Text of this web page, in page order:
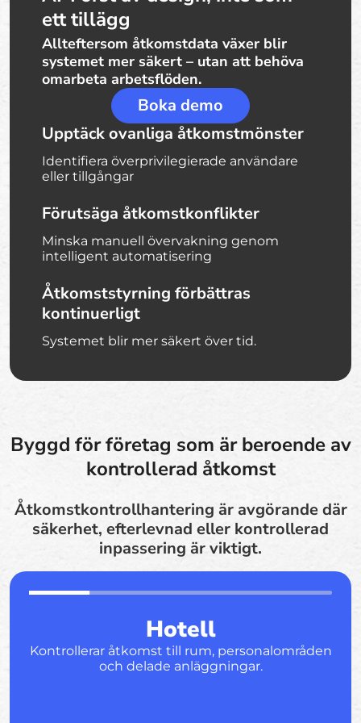
ett tillägg
Allteftersom åtkomstdata växer blir
systemet mer säkert – utan att behöva
omarbeta arbetsflöden.
Boka demo
Upptäck ovanliga åtkomstmönster
Identifiera överprivilegierade användare
eller tillgångar
Förutsäga åtkomstkonflikter
Minska manuell övervakning genom
intelligent automatisering
Åtkomststyrning förbättras
kontinuerligt
Systemet blir mer säkert över tid.
Byggd för företag som är beroende av
kontrollerad åtkomst
Åtkomstkontrollhantering är avgörande där
säkerhet, efterlevnad eller kontrollerad
inpassering är viktigt.
Hotell
Kontrollerar åtkomst till rum, personalområden
och delade anläggningar.